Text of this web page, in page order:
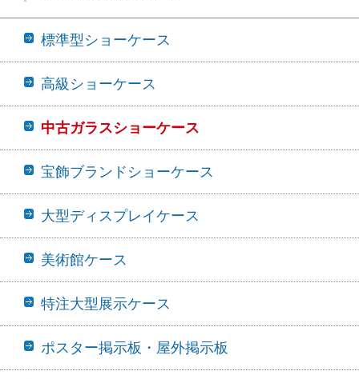
標準型ショーケース
高級ショーケース
中古ガラスショーケース
宝飾ブランドショーケース
大型ディスプレイケース
美術館ケース
特注大型展示ケース
ポスター掲示板・屋外掲示板